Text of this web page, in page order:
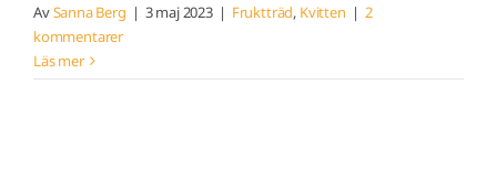
AvSanna Berg | 3 maj 2023 | Fruktträd, Kvitten | 2
kommentarer
Läs mer